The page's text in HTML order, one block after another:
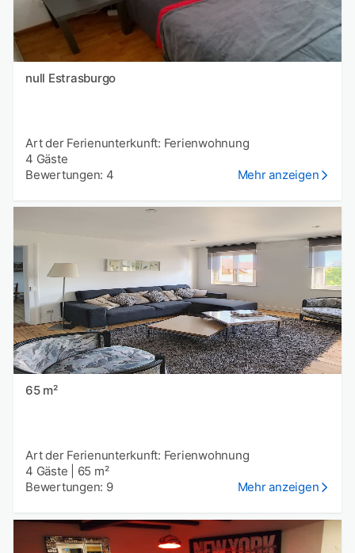
null Estrasburgo
Art der Ferienunterkunft: Ferienwohnung
4 Gäste
Bewertungen: 4
Mehr anzeigen
65 m²
Art der Ferienunterkunft: Ferienwohnung
4 Gäste
65 m²
Bewertungen: 9
Mehr anzeigen